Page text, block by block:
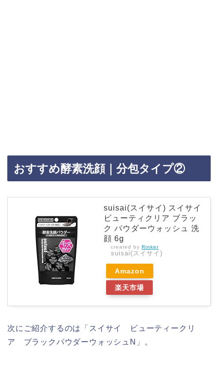
おすすめ酵素洗顔｜分包タイプ②
suisai(スイサイ) スイサイ
ビューティクリア ブラッ
ク パウダーウォッシュ 洗
顔 6g
created by Rinker
suisai(スイサイ)
Amazon
楽天市場
次にご紹介するのは「スイサイ ビューティークリ
ア ブラックパウダーウォッシュN」。